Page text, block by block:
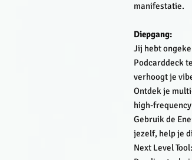
manifestatie.
Diepgang:
Jij hebt
Podcarddeck
verhoogt je
Ontdek je
high-
Gebruik de
jezelf, help je
Next Level